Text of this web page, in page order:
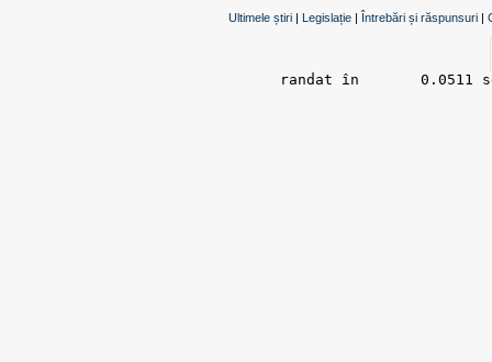
Ultimele știri | Legislație | Întrebări și răspunsuri |
randat în